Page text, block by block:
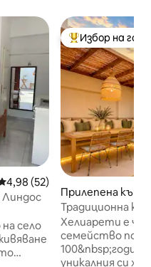
оценка: 4,98 от 5,
4,98 (52)
село
Най-популярен
Избор на
Прилепена къща
u
Традиционна
Хелиарети е
семейство
уникалния си